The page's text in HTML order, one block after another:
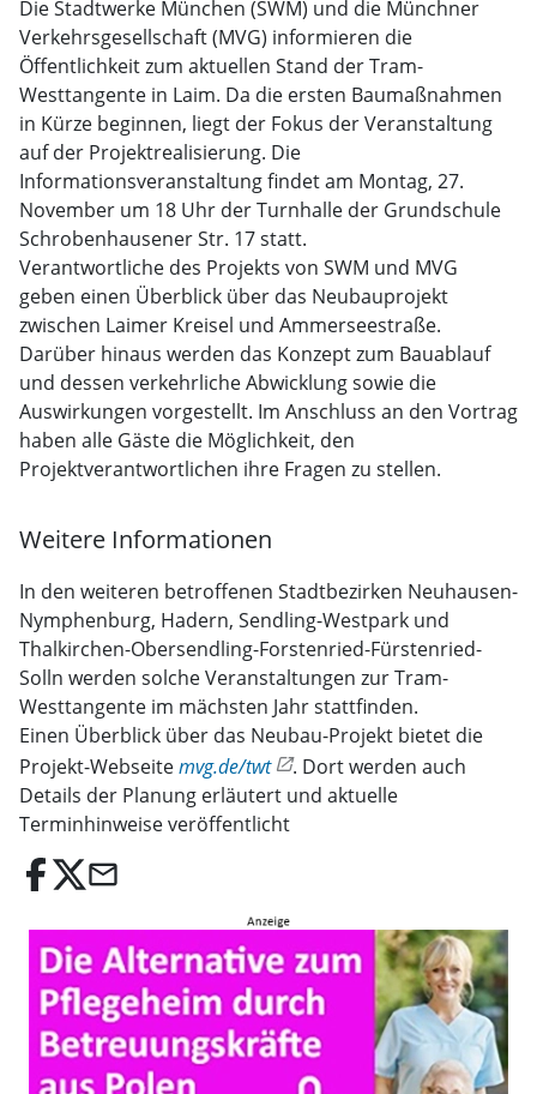
Die Stadtwerke München (SWM) und die Münchner
Verkehrsgesellschaft (MVG) informieren die
Öffentlichkeit zum aktuellen Stand der Tram-
Westtangente in Laim. Da die ersten Baumaßnahmen
in Kürze beginnen, liegt der Fokus der Veranstaltung
auf der Projektrealisierung. Die
Informationsveranstaltung findet am Montag, 27.
November um 18 Uhr der Turnhalle der Grundschule
Schrobenhausener Str. 17 statt.
Verantwortliche des Projekts von SWM und MVG
geben einen Überblick über das Neubauprojekt
zwischen Laimer Kreisel und Ammerseestraße.
Darüber hinaus werden das Konzept zum Bauablauf
und dessen verkehrliche Abwicklung sowie die
Auswirkungen vorgestellt. Im Anschluss an den Vortrag
haben alle Gäste die Möglichkeit, den
Projektverantwortlichen ihre Fragen zu stellen.
Weitere Informationen
In den weiteren betroffenen Stadtbezirken Neuhausen-
Nymphenburg, Hadern, Sendling-Westpark und
Thalkirchen-Obersendling-Forstenried-Fürstenried-
Solln werden solche Veranstaltungen zur Tram-
Westtangente im mächsten Jahr stattfinden.
Einen Überblick über das Neubau-Projekt bietet die
Projekt-Webseitemvg.de/twt
. Dort werden auch
Details der Planung erläutert und aktuelle
Terminhinweise veröffentlicht
email